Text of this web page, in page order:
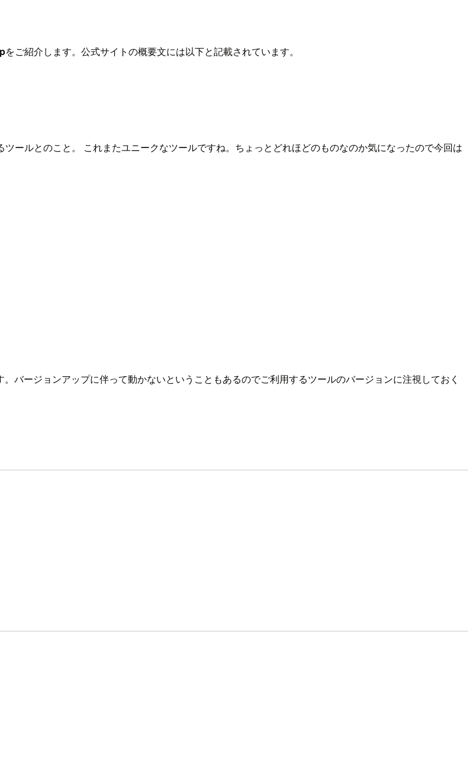
をご紹介します。公式サイトの概要文には以下と記載されています。
ツールとのこと。 これまたユニークなツールですね。ちょっとどれほどのものなのか気になったので今回は
バージョンアップに伴って動かないということもあるのでご利用するツールのバージョンに注視しておく